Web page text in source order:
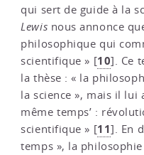
qui sert de guide à la
Lewis nous annonce
philosophique qui
scientifique » [10] .
la thèse : « la
la science », mais il lui
même temps’ :
scientifique » [11] . En
temps », la